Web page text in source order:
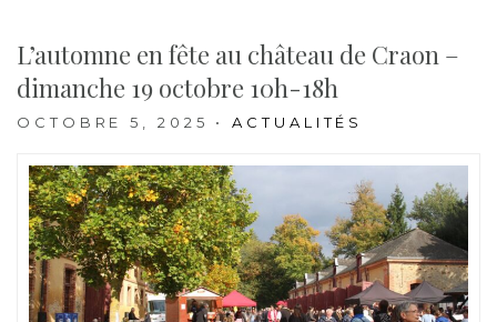
L’automne en fête au château de Craon –
dimanche 19 octobre 10h-18h
OCTOBRE 5, 2025 •ACTUALITÉS